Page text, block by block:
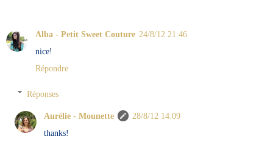
Alba - Petit Sweet Couture 24/8/12 21:46
nice!
Répondre
Réponses
Aurélie - Mounette
28/8/12 14:09
thanks!